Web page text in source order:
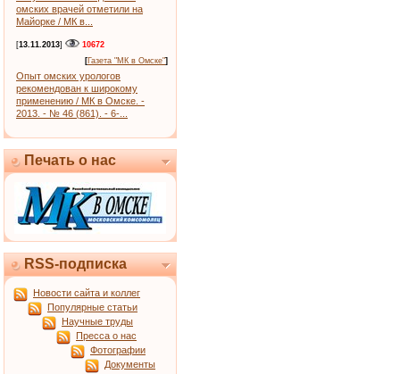
омских врачей отметили на
Майорке / МК в...
[13.11.2013]
10672
[Газета "МК в Омске"]
Опыт омских урологов
рекомендован к широкому
применению / МК в Омске. -
2013. - № 46 (861). - 6-...
Печать о нас
RSS-подписка
Новости сайта и коллег
Популярные статьи
Научные труды
Пресса о нас
Фотографии
Документы